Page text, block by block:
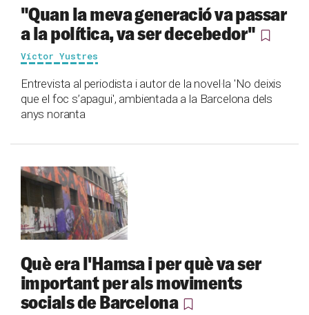
"Quan la meva generació va passar
a la política, va ser decebedor"
Víctor Yustres
Entrevista al periodista i autor de la novel·la 'No deixis
que el foc s’apagui', ambientada a la Barcelona dels
anys noranta
Què era l'Hamsa i per què va ser
important per als moviments
socials de Barcelona